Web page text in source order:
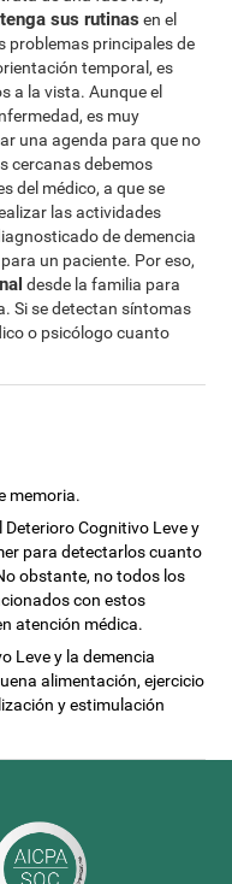
sus rutinas en el
problemas principales de
temporal, es
a la vista. Aunque el
es muy
una agenda para que no
cercanas debemos
del médico, a que se
las actividades
de demencia
un paciente. Por eso,
desde la familia para
Si se detectan síntomas
o psicólogo cuanto
memoria.
Cognitivo Leve y
para detectarlos cuanto
obstante, no todos los
con estos
atención médica.
Leve y la demencia
alimentación, ejercicio
y estimulación